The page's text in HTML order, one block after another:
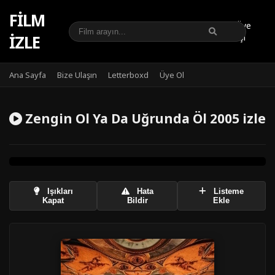
FILM
IZLE
Üye
Girişi
Ana Sayfa Bize Ulaşın Letterboxd Üye Ol
Zengin Ol Ya Da Uğrunda Öl 2005 izle
Işıkları
Kapat
Hata
Bildir
Listeme
Ekle